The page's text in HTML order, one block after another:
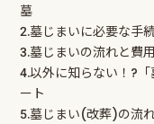
墓
2.墓じまいに必要な手
3.墓じまいの流れと費
4.以外に知らない！?
ート
5.墓じまい(改葬)の流